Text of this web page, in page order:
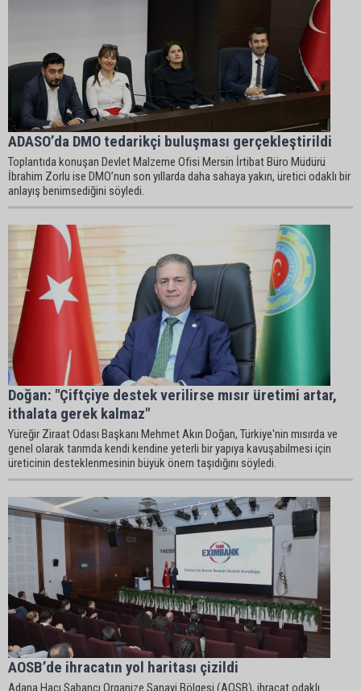
ADASO’da DMO tedarikçi buluşması gerçekleştirildi
Toplantıda konuşan Devlet Malzeme Ofisi Mersin İrtibat Büro Müdürü
İbrahim Zorlu ise DMO’nun son yıllarda daha sahaya yakın, üretici odaklı bir
anlayış benimsediğini söyledi.
Doğan: "Çiftçiye destek verilirse mısır üretimi artar,
ithalata gerek kalmaz"
Yüreğir Ziraat Odası Başkanı Mehmet Akın Doğan, Türkiye'nin mısırda ve
genel olarak tarımda kendi kendine yeterli bir yapıya kavuşabilmesi için
üreticinin desteklenmesinin büyük önem taşıdığını söyledi.
AOSB’de ihracatın yol haritası çizildi
Adana Hacı Sabancı Organize Sanayi Bölgesi (AOSB), ihracat odaklı